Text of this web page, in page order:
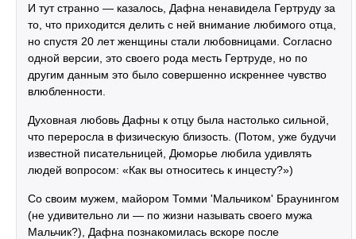
И тут странно — казалось, Дафна ненавидела Гертруду за
то, что приходится делить с ней внимание любимого отца,
но спустя 20 лет женщины стали любовницами. Согласно
одной версии, это своего рода месть Гертруде, но по
другим данным это было совершенно искреннее чувство
влюбленности.
Духовная любовь Дафны к отцу была настолько сильной,
что переросла в физическую близость. (Потом, уже будучи
известной писательницей, Дюморье любила удивлять
людей вопросом: «Как вы относитесь к инцесту?»)
Со своим мужем, майором Томми 'Мальчиком' Браунингом
(не удивительно ли — по жизни называть своего мужа
Мальчик?), Дафна познакомилась вскоре после